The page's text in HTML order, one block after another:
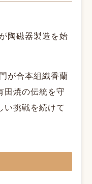
陶磁器製造を始
が合本組織香蘭
田焼の伝統を守
い挑戦を続けて